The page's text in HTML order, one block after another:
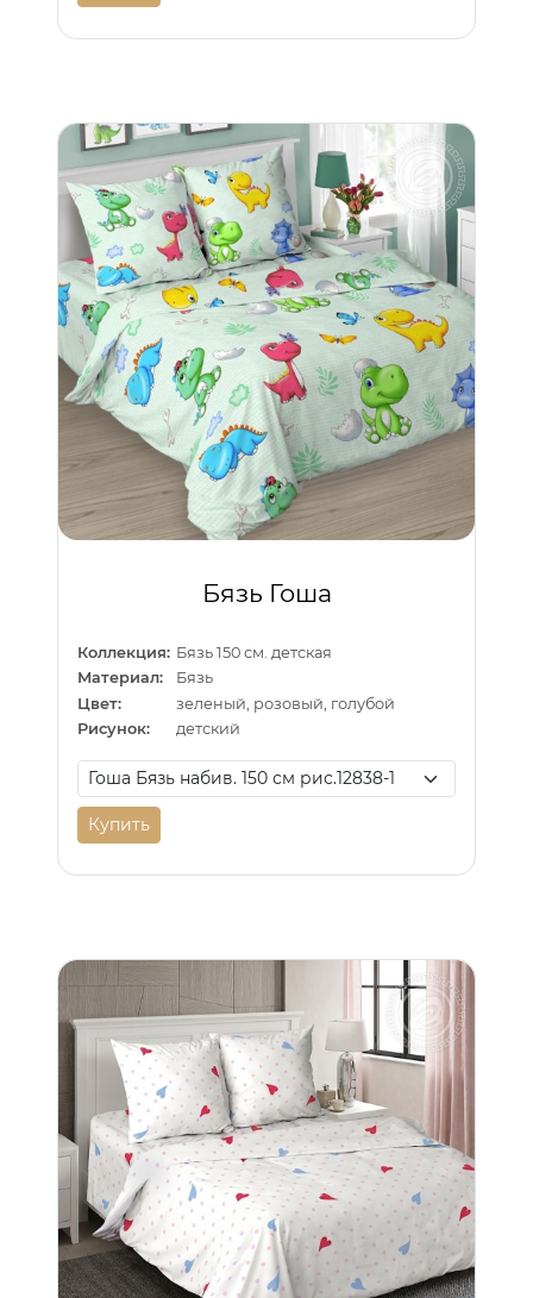
Бязь Гоша
Коллекция: Бязь 150 см. детская
Материал:
Бязь
Цвет:
зеленый, розовый, голубой
Рисунок:
детский
Купить